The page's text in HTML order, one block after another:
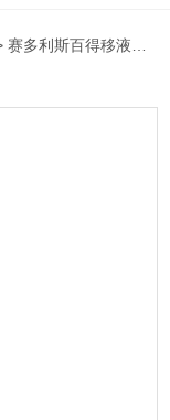
多利斯百得移液器 720005百得（Biohit）